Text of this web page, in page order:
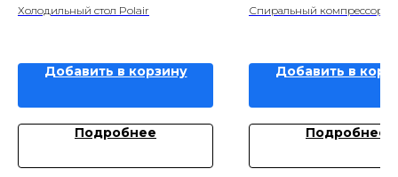
Холодильный стол Polair
Добавить в корзину
Подробнее
Спиральный компрессор
Добавить в
Подробнее